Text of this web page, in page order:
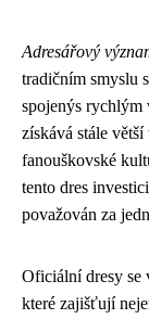
Adresářový
tradičním smyslu
spojenýs rychlým
získává stále
fanouškovské
tento dres
považován za
Oficiální dresy se
které zajišťují